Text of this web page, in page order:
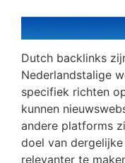
Dutch backlinks
Nederlandstalige
specifiek richten
kunnen
andere platforms
doel van
relevanter te